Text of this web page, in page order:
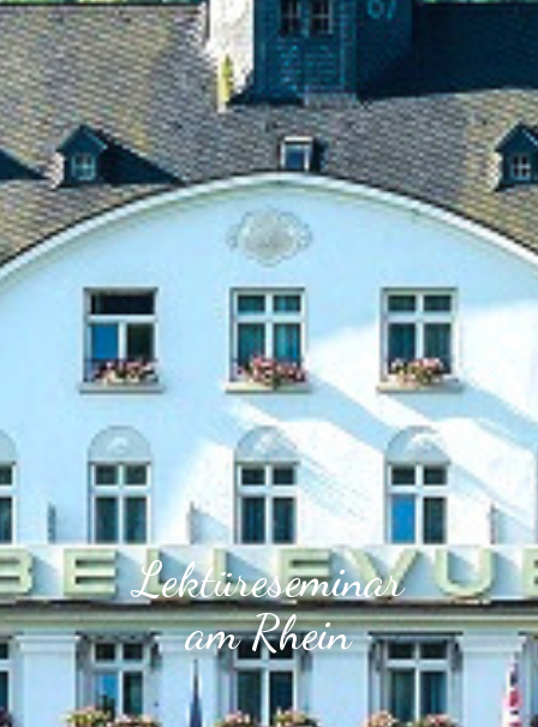
Lektüreseminar
am Rhein